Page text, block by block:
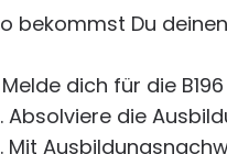
bekommst Du
Melde dich für die
Absolviere die
Mit